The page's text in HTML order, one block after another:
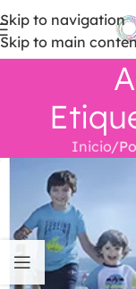
Skip to navigation
Skip to main
Inicio